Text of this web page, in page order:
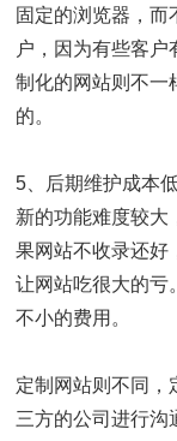
固定的浏览器，而
户，因为有些客
制化的网站则不一
的。
5、后期维护成本
新的功能难度较大
果网站不收录还好
让网站吃很大的亏
不小的费用。
定制网站则不同，
三方的公司进行沟